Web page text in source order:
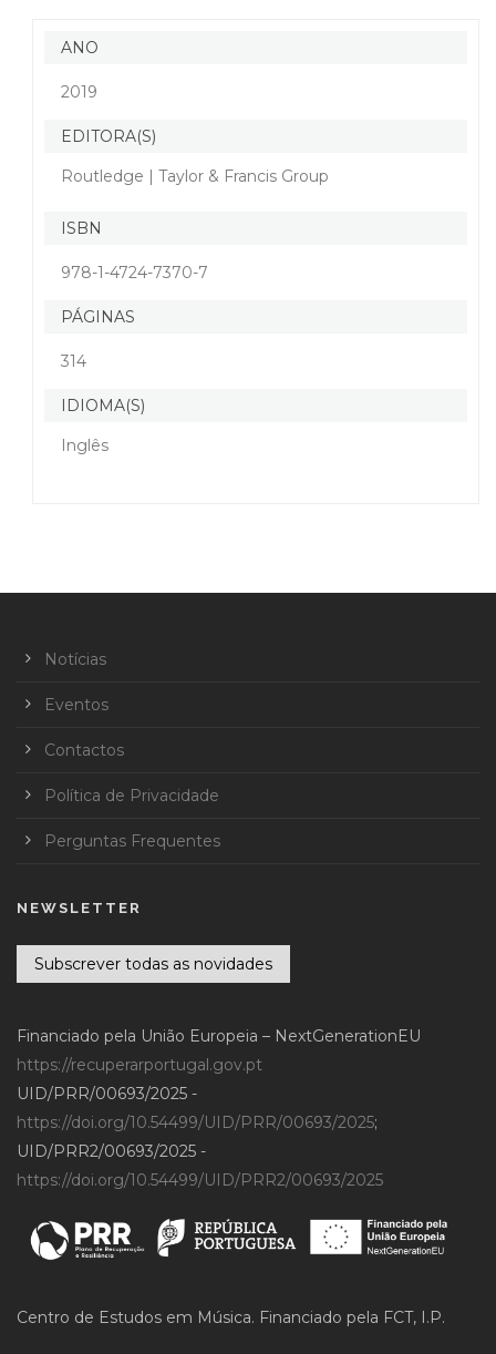
ANO
2019
EDITORA(S)
Routledge | Taylor & Francis Group
ISBN
978-1-4724-7370-7
PÁGINAS
314
IDIOMA(S)
Inglês
Notícias
Eventos
Contactos
Política de Privacidade
Perguntas Frequentes
NEWSLETTER
Subscrever todas as novidades
Financiado pela União Europeia – NextGenerationEU
https://recuperarportugal.gov.pt
UID/PRR/00693/2025 -
https://doi.org/10.54499/UID/PRR/00693/2025;
UID/PRR2/00693/2025 -
https://doi.org/10.54499/UID/PRR2/00693/2025
Centro de Estudos em Música. Financiado pela FCT, I.P.